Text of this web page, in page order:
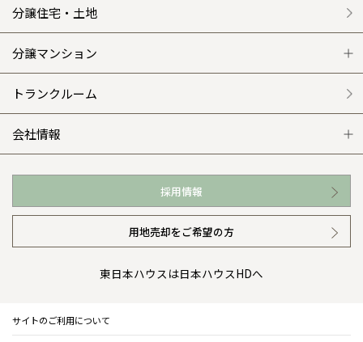
施工事例
平屋の家
外観・インテリア集
WEB住宅展示場
お近くの展示場
イベント情報
住まいのコラム
選ばれる理由
リフォームの流れ
介護保険利用で快適リフォーム
カタログ請求（無料）
賃貸併用住宅のメリット
安心のサポートシステム
商品紹介
展示場案内
分譲住宅・土地
分譲マンション
分譲マンション トップ
ワザックとは
高い信頼性
安心の管理体制
トランクルーム
会社情報
会社情報 トップ
ニュースリリース
会社概要
採用情報
用地売却をご希望の方
東日本ハウスは日本ハウスHDへ
サイトのご利用について